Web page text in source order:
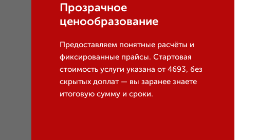
Прозрачное
ценообразование
Предоставляем понятные расчёты и
фиксированные прайсы. Стартовая
стоимость услуги указана от 4693, без
скрытых доплат — вы заранее знаете
итоговую сумму и сроки.